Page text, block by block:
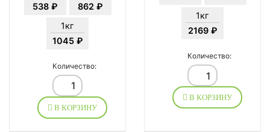
538 ₽
862 ₽
1кг
1045 ₽
Количество:
В КОРЗИНУ
1кг
2169 ₽
Количество:
В КОРЗИНУ